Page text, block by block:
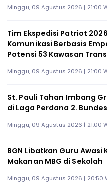
Minggu, 09 Agustus 2026 | 21:00
Tim Ekspedisi Patriot
Komunikasi Berbasis
Potensi 53 Kawasan
Minggu, 09 Agustus 2026 | 21:00
St. Pauli Tahan Imbang
di Laga Perdana 2.
Minggu, 09 Agustus 2026 | 21:00
BGN Libatkan Guru Awasi
Makanan MBG di Sekolah
Minggu, 09 Agustus 2026 | 20:50